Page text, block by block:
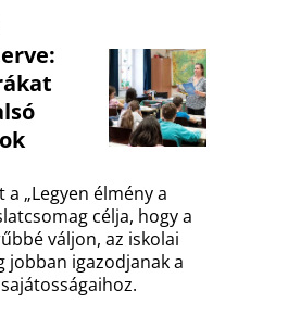
„Legyen élmény a
célja, hogy a
váljon, az iskolai
jobban igazodjanak a